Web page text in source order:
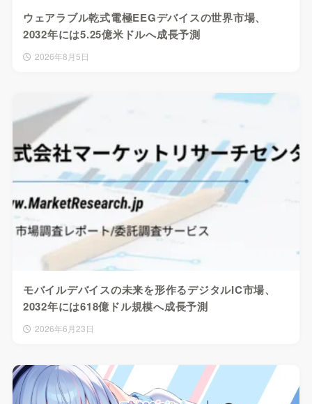
ウェアラブル乾式電極EEGデバイスの世界市場、
2032年には5.25億米ドルへ成長予測
2026年8月5日
モバイルデバイスの未来を形作るデジタルIC市場、
2032年には618億ドル規模へ成長予測
2026年6月23日